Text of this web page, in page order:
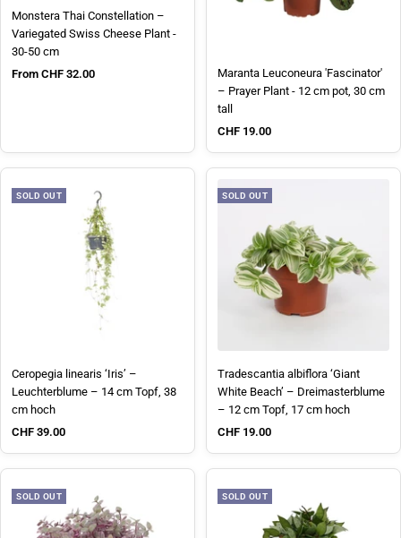
Monstera Thai Constellation –
Variegated Swiss Cheese Plant -
30-50 cm
Sale price
From CHF 32.00
Maranta Leuconeura 'Fascinator'
– Prayer Plant - 12 cm pot, 30 cm
tall
Sale price
CHF 19.00
SOLD OUT
Ceropegia linearis ‘Iris’ –
Leuchterblume – 14 cm Topf, 38
cm hoch
Sale price
CHF 39.00
SOLD OUT
Tradescantia albiflora ‘Giant
White Beach’ – Dreimasterblume
– 12 cm Topf, 17 cm hoch
Sale price
CHF 19.00
SOLD OUT SOLD OUT